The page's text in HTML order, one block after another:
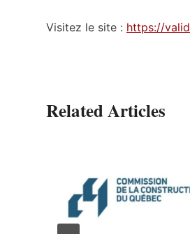
Visitez le site : https://
Related Articles